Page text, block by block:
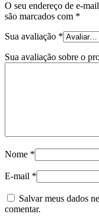
O seu endereço de e-
são marcados com *
Sua avaliação *
Sua avaliação sobre o
Nome *
E-mail *
Salvar meus dados
comentar.